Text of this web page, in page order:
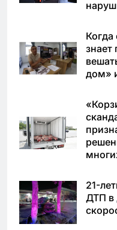
Когда
знает
дом»
21-
ДТП в